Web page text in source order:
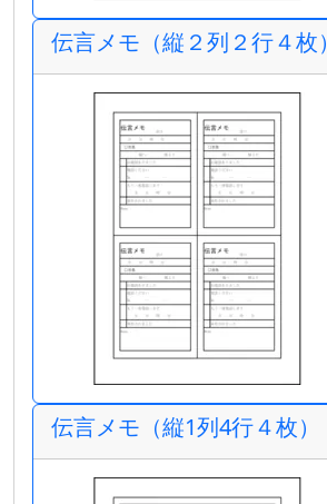
伝言メモ（縦２列２行４枚）
伝言メモ（縦1列4行４枚）